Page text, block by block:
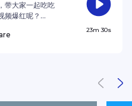
带大家一起吃吃
频爆红呢？
也可以追
23m 30s